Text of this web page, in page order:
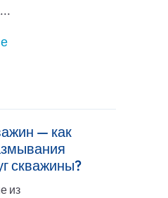
— как
скважины?
из